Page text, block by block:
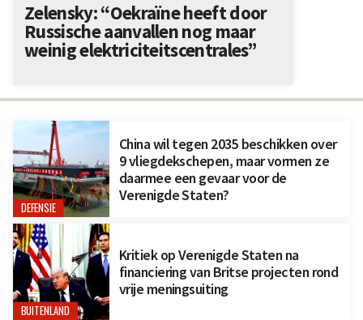
DEFENSIE
China wil tegen 2035 beschikken over
9 vliegdekschepen, maar vormen ze
daarmee een gevaar voor de
Verenigde Staten?
BUITENLAND
Kritiek op Verenigde Staten na
financiering van Britse projecten rond
vrije meningsuiting
Zelensky: “Oekraïne heeft door
Russische aanvallen nog maar
weinig elektriciteitscentrales”